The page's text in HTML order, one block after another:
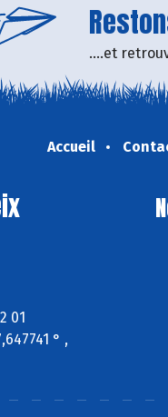
....et
Accueil
01
° ,